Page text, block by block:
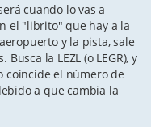
cuando lo vas a
el "librito" que hay a la
y la pista, sale
la LEZL (o LEGR), y
coincide el número de
a que cambia la